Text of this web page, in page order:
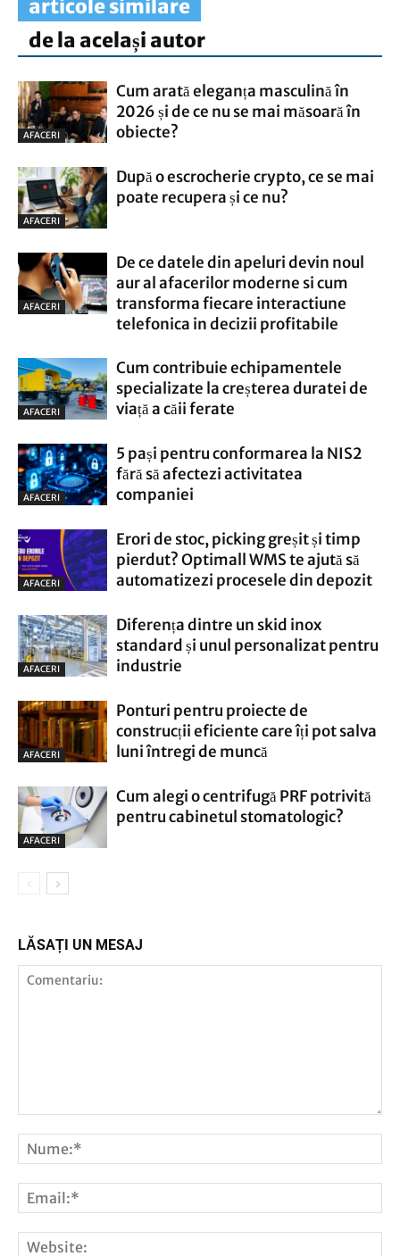
articole similare
de la același autor
AFACERI
Cum arată eleganța masculină în
2026 și de ce nu se mai măsoară în
obiecte?
AFACERI
După o escrocherie crypto, ce se mai
poate recupera și ce nu?
AFACERI
De ce datele din apeluri devin noul
aur al afacerilor moderne si cum
transforma fiecare interactiune
telefonica in decizii profitabile
AFACERI
Cum contribuie echipamentele
specializate la creșterea duratei de
viață a căii ferate
AFACERI
5 pași pentru conformarea la NIS2
fără să afectezi activitatea
companiei
AFACERI
Erori de stoc, picking greșit și timp
pierdut? Optimall WMS te ajută să
automatizezi procesele din depozit
AFACERI
Diferența dintre un skid inox
standard și unul personalizat pentru
industrie
AFACERI
Ponturi pentru proiecte de
construcții eficiente care îți pot salva
luni întregi de muncă
AFACERI
Cum alegi o centrifugă PRF potrivită
pentru cabinetul stomatologic?
LĂSAȚI UN MESAJ